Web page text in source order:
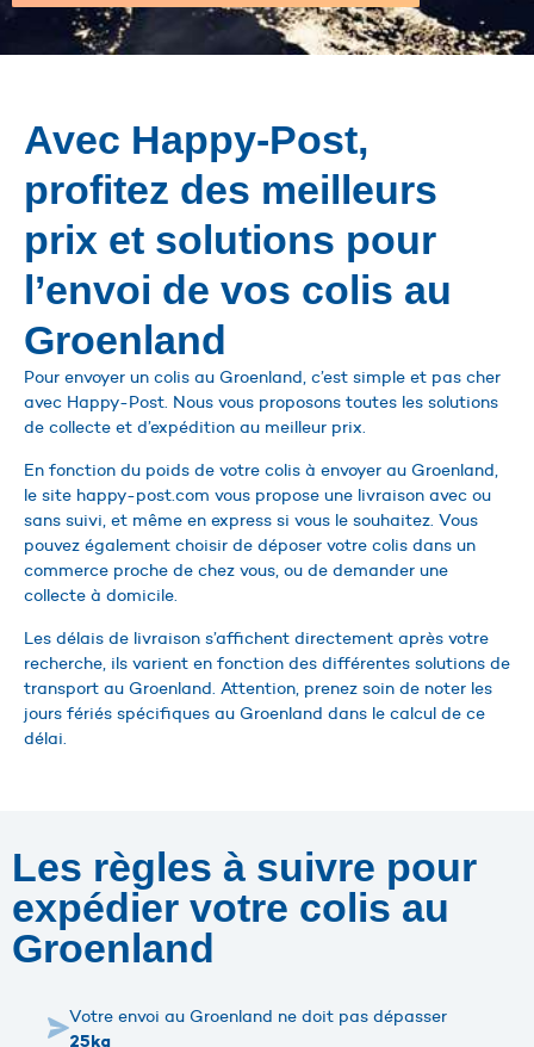
Avec Happy-Post,
profitez des meilleurs
prix et solutions pour
l’envoi de vos colis au
Groenland
Pour envoyer un colis au Groenland, c’est simple et pas cher
avec Happy-Post. Nous vous proposons toutes les solutions
de collecte et d’expédition au meilleur prix.
En fonction du poids de votre colis à envoyer au Groenland,
le site happy-post.com vous propose une livraison avec ou
sans suivi, et même en express si vous le souhaitez. Vous
pouvez également choisir de déposer votre colis dans un
commerce proche de chez vous, ou de demander une
collecte à domicile.
Les délais de livraison s’affichent directement après votre
recherche, ils varient en fonction des différentes solutions de
transport au Groenland. Attention, prenez soin de noter les
jours fériés spécifiques au Groenland dans le calcul de ce
délai.
Les règles à suivre pour
expédier votre colis au
Groenland
Votre envoi au Groenland ne doit pas dépasser
25kg